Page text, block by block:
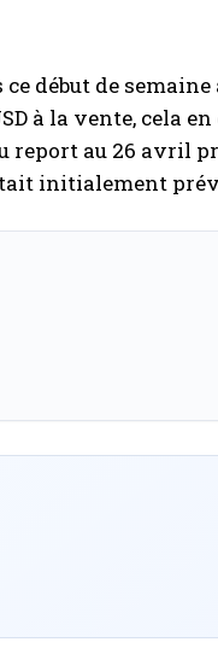
début de
à la vente, cela
report au 26 avril
initialement